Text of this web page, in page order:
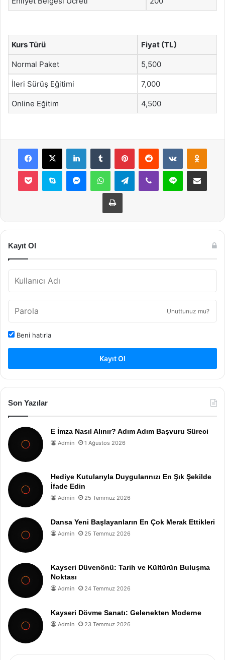
Kurs Türü Fiyat (TL)
Normal Paket 5,500
İleri Sürüş Eğitimi 7,000
Online Eğitim 4,500
Facebook
X LinkedInTumblr PinterestReddit VKontakte
Pocket Skype MessengerWhatsAppTelegramViber Line E-Posta ile
Yazdır
Kayıt Ol
Unuttunuz mu?
Beni hatırla
Kayıt Ol
Son Yazılar
E İmza Nasıl Alınır? Adım Adım Başvuru Süreci
Admin 1 Ağustos 2026
Hediye Kutularıyla Duygularınızı En Şık Şekilde
İfade Edin
Admin 25 Temmuz 2026
Dansa Yeni Başlayanların En Çok Merak Ettikleri
Admin 25 Temmuz 2026
Kayseri Düvenönü: Tarih ve Kültürün Buluşma
Noktası
Admin 24 Temmuz 2026
Kayseri Dövme Sanatı: Gelenekten Moderne
Admin 23 Temmuz 2026